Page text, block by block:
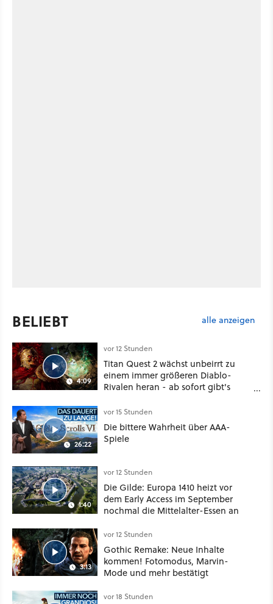
BELIEBT alle anzeigen
4:09
vor 12 Stunden
Titan Quest 2 wächst unbeirrt zu
einem immer größeren Diablo-
Rivalen heran - ab sofort gibt's
Klasse
26:22
vor 15 Stunden
Die bittere Wahrheit über AAA-
Spiele
1:40
vor 12 Stunden
Die Gilde: Europa 1410 heizt vor
dem Early Access im September
nochmal die Mittelalter-Essen an
3:13
vor 12 Stunden
Gothic Remake: Neue Inhalte
kommen! Fotomodus, Marvin-
Mode und mehr bestätigt
vor 18 Stunden